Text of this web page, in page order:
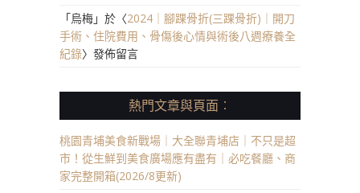
「烏梅」於〈2024｜腳踝骨折(三踝骨折)｜開刀
手術、住院費用、骨傷後心情與術後八週療養全
紀錄〉發佈留言
熱門文章與頁面︰
桃園青埔美食新戰場｜大全聯青埔店｜不只是超
市！從生鮮到美食廣場應有盡有｜必吃餐廳、商
家完整開箱(2026/8更新)